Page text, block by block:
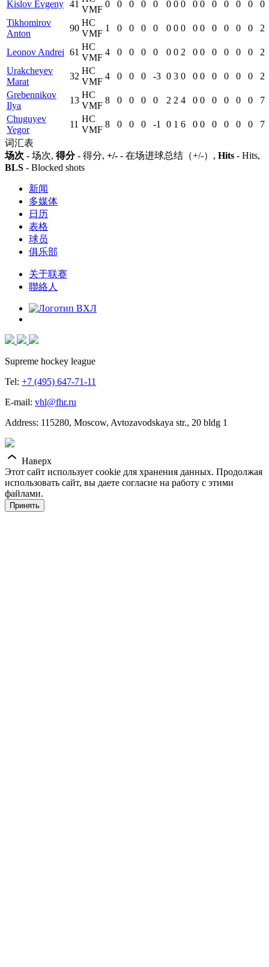
Kislov Evgeny 41
VMF
0 0 0 0 0 0 0 0 0 0 0 0 0 0
0
Tikhomirov
Anton
90
HC
VMF
1 0 0 0 0 0 0 0 0 0 0 0 0 0 2
Leonov Andrei 61
HC
VMF
4 0 0 0 0 0 0 2 0 0 0 0 0 0
2
Urakcheyev
Marat
32
HC
VMF
4 0 0 0 -3 0 3 0 0 0 0 0 0 0
2
Grebennikov
Ilya
13
HC
VMF
8 0 0 0 0 2 2 4 0 0 0 0 0 0
7
Chuguyev
Yegor
11
HC
VMF
8 0 0 0 -1 0 1 6 0 0 0 0 0 0
7
词汇表
场次 - 场次, 得分- 得分, +/- - 在场进球总结（+/-）, Hits - Hits,
BLS - Blocked shots
新闻
多媒体
日历
表格
球员
俱乐部
关于联赛
聯絡人
Supreme hockey league
Tel: +7 (495) 647-71-11
E-mail: vhl@fhr.ru
Address: 115280, Moscow, Avtozavodskaya str., 20 bldg 1
Наверх
Этот сайт использует cookie для хранения данных. Продолжая
использовать сайт, вы даете согласие на работу с этими
файлами.
Принять